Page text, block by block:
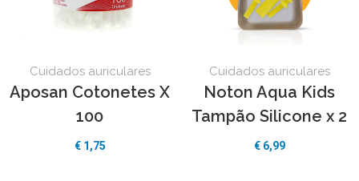
Cuidados auriculares
Aposan Cotonetes X
100
€ 1,75
Cuidados auriculares
Noton Aqua Kids
Tampão Silicone x 2
€ 6,99